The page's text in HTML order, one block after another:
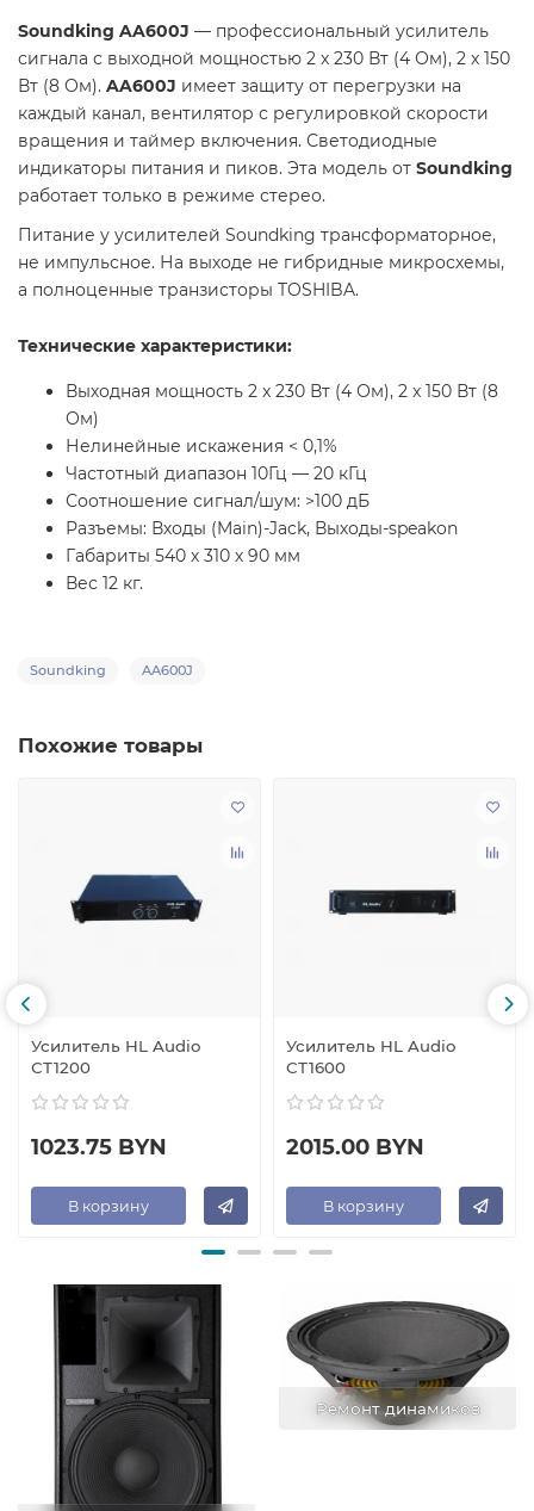
Soundking AA600J — профессиональный усилитель
сигнала с выходной мощностью 2 x 230 Вт (4 Ом), 2 x 150
Вт (8 Ом). AA600J имеет защиту от перегрузки на
каждый канал, вентилятор с регулировкой скорости
вращения и таймер включения. Светодиодные
индикаторы питания и пиков. Эта модель от Soundking
работает только в режиме стерео.
Питание у усилителей Soundking трансформаторное,
не импульсное. На выходе не гибридные микросхемы,
а полноценные транзисторы TOSHIBA.
Технические характеристики:
Выходная мощность 2 x 230 Вт (4 Ом), 2 x 150 Вт (8
Ом)
Нелинейные искажения < 0,1%
Частотный диапазон 10Гц — 20 кГц
Соотношение сигнал/шум: >100 дБ
Разъемы: Входы (Main)-Jack, Выходы-speakon
Габариты 540 х 310 х 90 мм
Вес 12 кг.
Soundking AA600J
Похожие товары
Усилитель HL Audio
СТ1200
1023.75 BYN
В корзину
Усилитель HL Audio
СТ1600
2015.00 BYN
В корзину
Ремонт динамиков